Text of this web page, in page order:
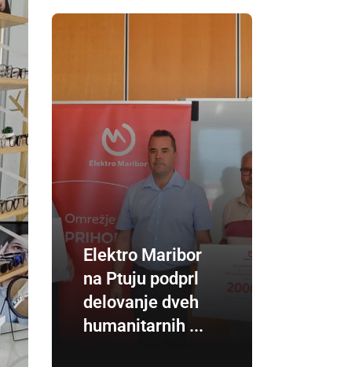
Elektro Maribor
na Ptuju podprl
delovanje dveh
humanitarnih ...